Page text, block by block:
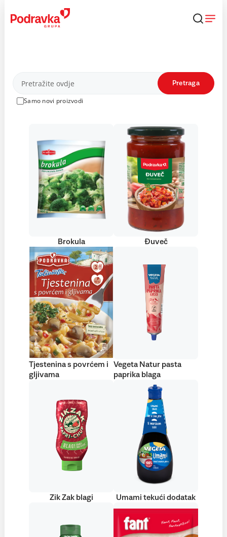
content
Proizvodi
Samo novi proizvodi
Pretraga
Brokula Đuveč
Tjestenina s povrćem i
gljivama
Vegeta Natur pasta
paprika blaga
Zik Zak blagi Umami tekući dodatak